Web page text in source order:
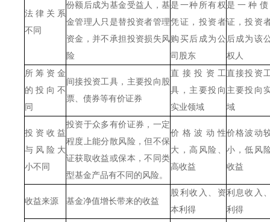
法律关系
不同
份额后成为基金受益人，基
金管理人只是替投资者管理
资金，并不承担投资损失风
险
是一种所有权
凭证，投资者
购买后成为公
司股东
是一种
证，投资
后成为该
权人
所筹资金
的投向不
同
间接投资工具，主要投向股
票、债券等有价证券
直接投资工
具，主要投向
实业领域
直接投资
主要投向
域
投资收益
与风险大
小不同
投资于众多有价证券，一定
程度上能分散风险，但不保
证获取收益或保本，不同类
型基金产品有不同的风险。
价格波动性
大，高风险、
高收益
价格波动
小，低风
收益
收益来源 基金净值增长带来的收益
股利收入、资
本利得
利息收入
利得